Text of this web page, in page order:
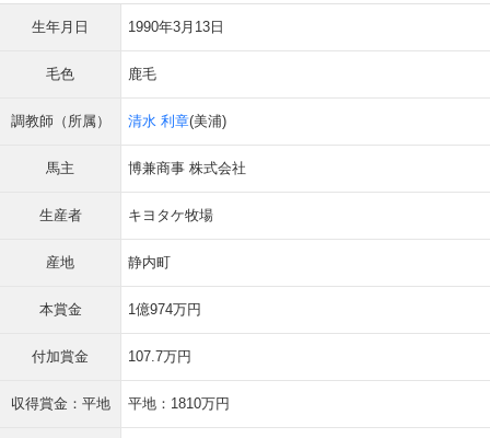
生年月日 1990年3月13日
毛色 鹿毛
調教師（所属） 清水 利章(美浦)
馬主 博兼商事 株式会社
生産者 キヨタケ牧場
産地 静内町
本賞金 1億974万円
付加賞金 107.7万円
収得賞金：平地 平地：1810万円